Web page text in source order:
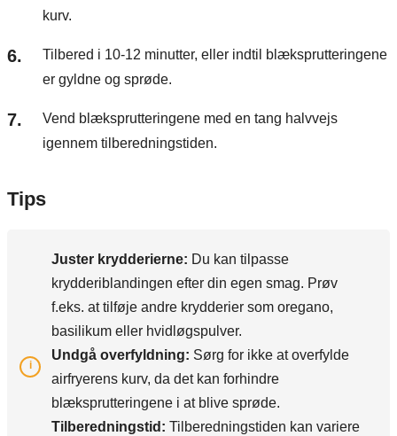
kurv.
Tilbered i 10-12 minutter, eller indtil blæksprutteringene
er gyldne og sprøde.
Vend blæksprutteringene med en tang halvvejs
igennem tilberedningstiden.
Tips
Juster krydderierne: Du kan tilpasse
krydderiblandingen efter din egen smag. Prøv
f.eks. at tilføje andre krydderier som oregano,
basilikum eller hvidløgspulver.
Undgå overfyldning: Sørg for ikke at overfylde
airfryerens kurv, da det kan forhindre
blæksprutteringene i at blive sprøde.
Tilberedningstid: Tilberedningstiden kan variere